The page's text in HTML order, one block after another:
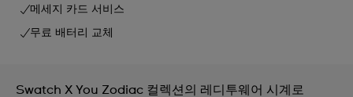
메세지 카드 서비스
무료 배터리 교체
Swatch X You Zodiac 컬렉션의 레디투웨어 시계로